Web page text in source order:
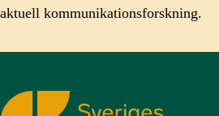
aktuell kommunikationsforskning.
Sveriges Kommunikatörer